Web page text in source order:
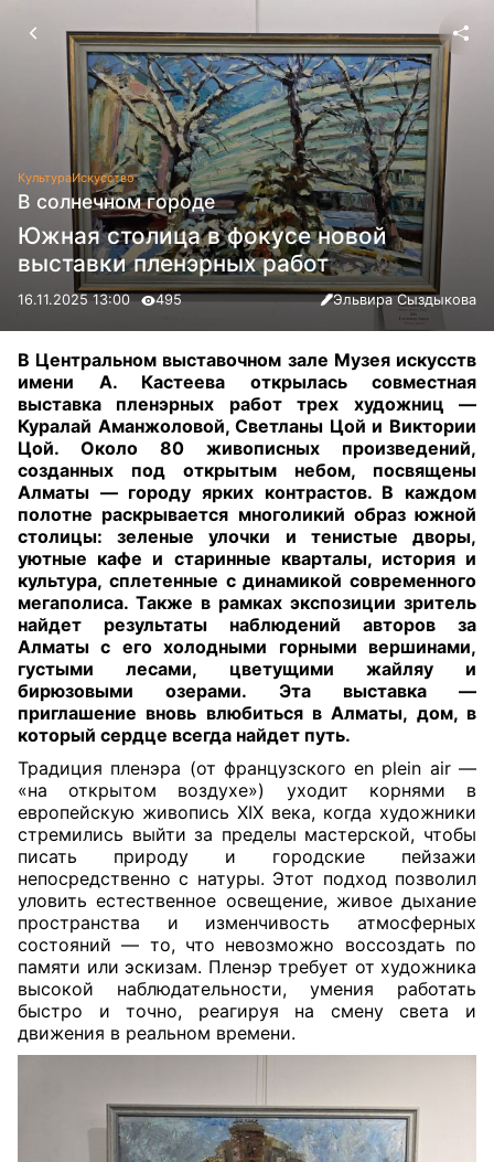
КультураИскусство
В солнечном городе
Южная столица в фокусе новой
выставки пленэрных работ
16.11.2025 13:00 495 Эльвира Сыздыкова
В Центральном выставочном зале Музея искусств
имени А. Кастеева открылась совместная
выставка пленэрных работ трех художниц —
Куралай Аманжоловой, Светланы Цой и Виктории
Цой. Около 80 живописных произведений,
созданных под открытым небом, посвящены
Алматы — городу ярких контрастов. В каждом
полотне раскрывается многоликий образ южной
столицы: зеленые улочки и тенистые дворы,
уютные кафе и старинные кварталы, история и
культура, сплетенные с динамикой современного
мегаполиса. Также в рамках экспозиции зритель
найдет результаты наблюдений авторов за
Алматы с его холодными горными вершинами,
густыми лесами, цветущими жайляу и
бирюзовыми озерами. Эта выставка —
приглашение вновь влюбиться в Алматы, дом, в
который сердце всегда найдет путь.
Традиция пленэра (от французского en plein air —
«на открытом воздухе») уходит корнями в
европейскую живопись XIX века, когда художники
стремились выйти за пределы мастерской, чтобы
писать природу и городские пейзажи
непосредственно с натуры. Этот подход позволил
уловить естественное освещение, живое дыхание
пространства и изменчивость атмосферных
состояний — то, что невозможно воссоздать по
памяти или эскизам. Пленэр требует от художника
высокой наблюдательности, умения работать
быстро и точно, реагируя на смену света и
движения в реальном времени.